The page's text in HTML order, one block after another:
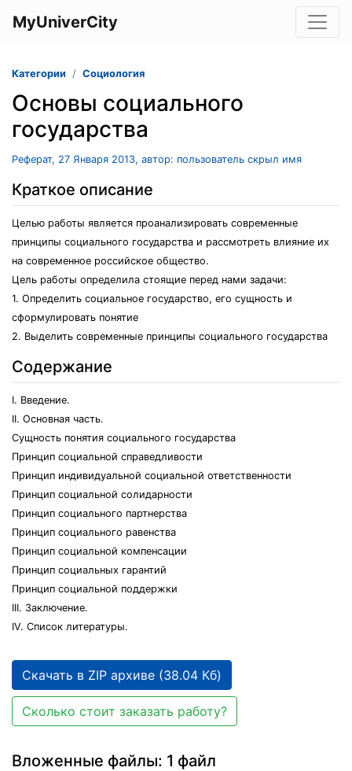
MyUniverCity
Категории Социология
Основы социального
государства
Реферат, 27 Января 2013, автор: пользователь скрыл имя
Краткое описание
Целью работы является проанализировать современные
принципы социального государства и рассмотреть влияние их
на современное российское общество.
Цель работы определила стоящие перед нами задачи:
1. Определить социальное государство, его сущность и
сформулировать понятие
2. Выделить современные принципы социального государства
Содержание
I. Введение.
II. Основная часть.
Сущность понятия социального государства
Принцип социальной справедливости
Принцип индивидуальной социальной ответственности
Принцип социальной солидарности
Принцип социального партнерства
Принцип социального равенства
Принцип социальной компенсации
Принцип социальных гарантий
Принцип социальной поддержки
III. Заключение.
IV. Список литературы.
Скачать в ZIP архиве (38.04 Кб)
Сколько стоит заказать работу?
Вложенные файлы: 1 файл